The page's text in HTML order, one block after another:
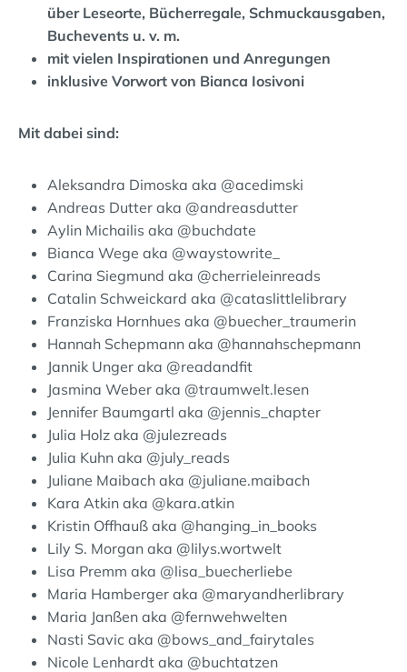
über Leseorte, Bücherregale, Schmuckausgaben,
Buchevents u. v. m.
mit vielen Inspirationen und Anregungen
inklusive Vorwort von Bianca Iosivoni
Mit dabei sind:
Aleksandra Dimoska aka @acedimski
Andreas Dutter aka @andreasdutter
Aylin Michailis aka @buchdate
Bianca Wege aka @waystowrite_
Carina Siegmund aka @cherrieleinreads
Catalin Schweickard aka @cataslittlelibrary
Franziska Hornhues aka @buecher_traumerin
Hannah Schepmann aka @hannahschepmann
Jannik Unger aka @readandfit
Jasmina Weber aka @traumwelt.lesen
Jennifer Baumgartl aka @jennis_chapter
Julia Holz aka @julezreads
Julia Kuhn aka @july_reads
Juliane Maibach aka @juliane.maibach
Kara Atkin aka @kara.atkin
Kristin Offhauß aka @hanging_in_books
Lily S. Morgan aka @lilys.wortwelt
Lisa Premm aka @lisa_buecherliebe
Maria Hamberger aka @maryandherlibrary
Maria Janßen aka @fernwehwelten
Nasti Savic aka @bows_and_fairytales
Nicole Lenhardt aka @buchtatzen